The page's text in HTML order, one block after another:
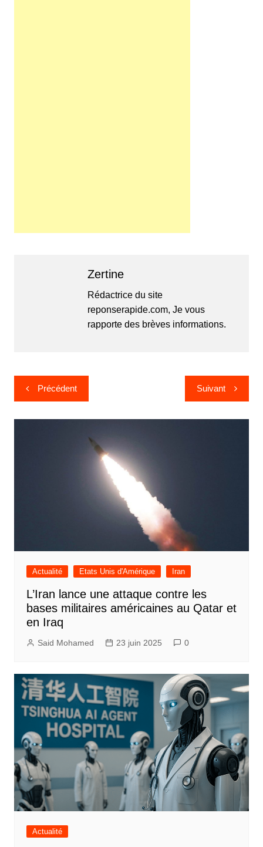
Zertine
Rédactrice du site
reponserapide.com, Je vous
rapporte des brèves informations.
Navigation
de
l’article
Précédent Suivant
Actualité Etats Unis d'Amérique Iran
L’Iran lance une attaque contre les
bases militaires américaines au Qatar et
en Iraq
Said Mohamed 23 juin 2025 0
Actualité